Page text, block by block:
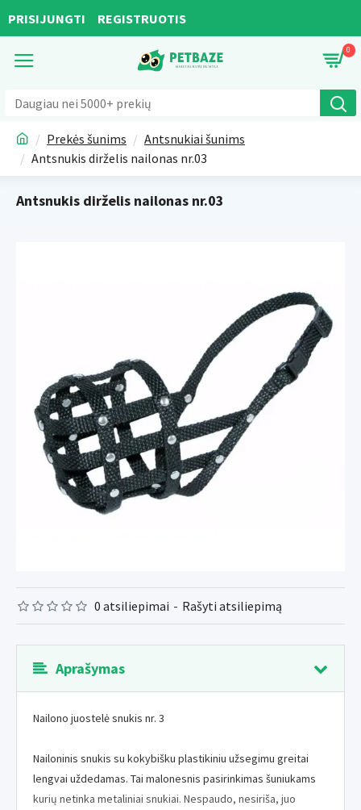
PRISIJUNGTI REGISTRUOTIS
0
Prekės šunims
Antsnukiai šunims
Antsnukis dirželis nailonas nr.03
Antsnukis dirželis nailonas nr.03
0 atsiliepimai - Rašyti atsiliepimą
Aprašymas
Nailono juostelė snukis nr. 3
Nailoninis snukis su kokybišku plastikiniu užsegimu greitai
lengvai uždedamas. Tai malonesnis pasirinkimas šuniukams
kurių netinka metaliniai snukiai. Nespaudo, nesiriša, juo